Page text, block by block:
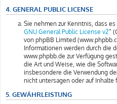
4. GENERAL PUBLIC LICENSE
Sie nehmen zur Kenntnis, dass
GNU General Public License v2“
von phpBB Limited
Informationen werden durch die
www.phpbb.de zur Verfügung
die Art und Weise, wie die
insbesondere die Verwendung
nicht untersagen oder auf Inhalte
5. GEWÄHRLEISTUNG